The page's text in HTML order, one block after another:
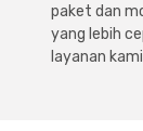
paket dan
yang lebih
layanan